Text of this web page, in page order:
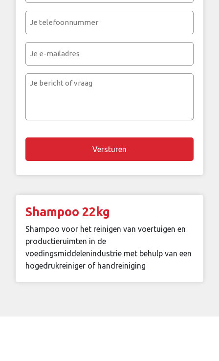
(Vereist)
(Vereist)
mailadres
Je
Chapta
Shampoo 22kg
Shampoo voor het reinigen van voertuigen en
productieruimten in de
voedingsmiddelenindustrie met behulp van een
hogedrukreiniger of handreiniging